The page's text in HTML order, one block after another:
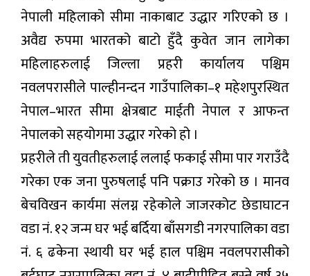
नेपाली महिलाको सीमा नाकाबाट उद्धार गरिएको छ ।
अवैद्य रुपमा भारतको बाटो हुँदै कुवेत जान लागेका
महिलाहरुलाई जिल्ला प्रहरी कार्यालय पश्चिम
नवलपरासीले पाल्हीनन्दन गाउँपालिका–१ महेशपुरस्थित
नेपाल–भारत सीमा क्षेत्रबाट माईती नेपाल र आफन्त
नेपालको सहयोगमा उद्धार गरेको हो ।
प्रहरीले ती युवतीहरुलाई ललाई फकाई सीमा पार गराउँदै
गरेका एक जना पुरुषलाई पनि पक्राउ गरेको छ । मानव
बेचविखन कार्यमा संलग्न रहेकोले जाजरकोट छेडाघाटन
वडा नं. १२ जन्म घर भई बर्दिया बाँसगडी नगरपालिका वडा
नं. ६ ढकेना स्थायी घर भई हाल पश्चिम नवलपरासीको